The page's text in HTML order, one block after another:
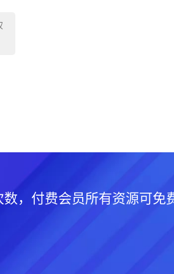
，付费会员所有资源可免